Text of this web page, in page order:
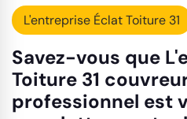
L'entreprise Éclat Toiture 31
Savez-vous que
Toiture 31
professionnel est